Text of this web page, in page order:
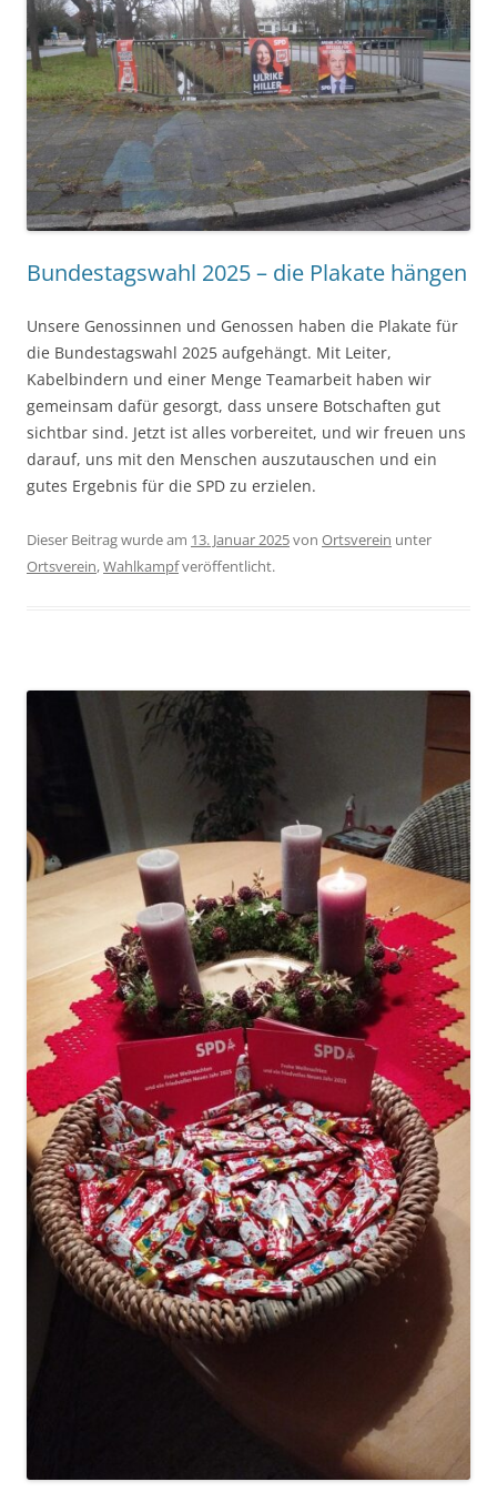
Bundestagswahl 2025 – die Plakate hängen
Unsere Genossinnen und Genossen haben die Plakate für
die Bundestagswahl 2025 aufgehängt. Mit Leiter,
Kabelbindern und einer Menge Teamarbeit haben wir
gemeinsam dafür gesorgt, dass unsere Botschaften gut
sichtbar sind. Jetzt ist alles vorbereitet, und wir freuen uns
darauf, uns mit den Menschen auszutauschen und ein
gutes Ergebnis für die SPD zu erzielen.
Dieser Beitrag wurde am 13. Januar 2025von Ortsverein unter
Ortsverein,Wahlkampfveröffentlicht.